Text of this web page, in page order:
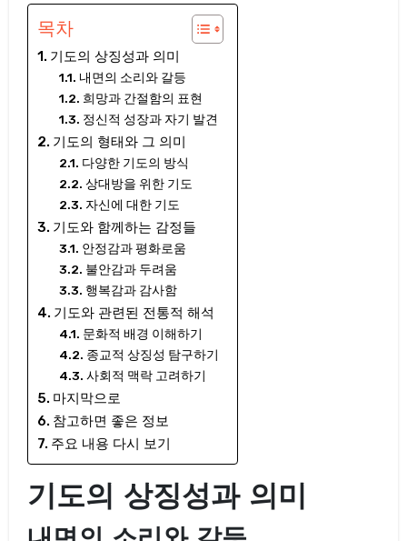
목차
기도의 상징성과 의미
내면의 소리와 갈등
희망과 간절함의 표현
정신적 성장과 자기 발견
기도의 형태와 그 의미
다양한 기도의 방식
상대방을 위한 기도
자신에 대한 기도
기도와 함께하는 감정들
안정감과 평화로움
불안감과 두려움
행복감과 감사함
기도와 관련된 전통적 해석
문화적 배경 이해하기
종교적 상징성 탐구하기
사회적 맥락 고려하기
마지막으로
참고하면 좋은 정보
주요 내용 다시 보기
기도의 상징성과 의미